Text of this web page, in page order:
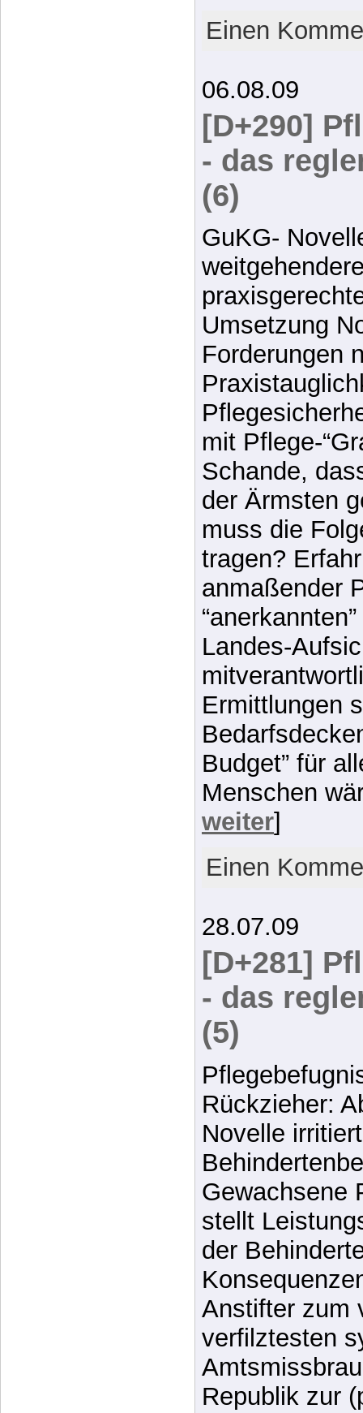
Einen
06.08.09
[D+290]
- das
(6)
GuKG-
Umsetzung
Forderungen
mit Pflege-
Schande,
der Ärmsten
muss die
tragen?
anmaßender
Landes-
Ermittlungen
Budget” für
Menschen
weiter]
Einen
28.07.09
[D+281]
- das
(5)
Rückzieher:
Novelle irritiert
Gewachsene
stellt
der
Anstifter zum
verfilztesten
Republik zur